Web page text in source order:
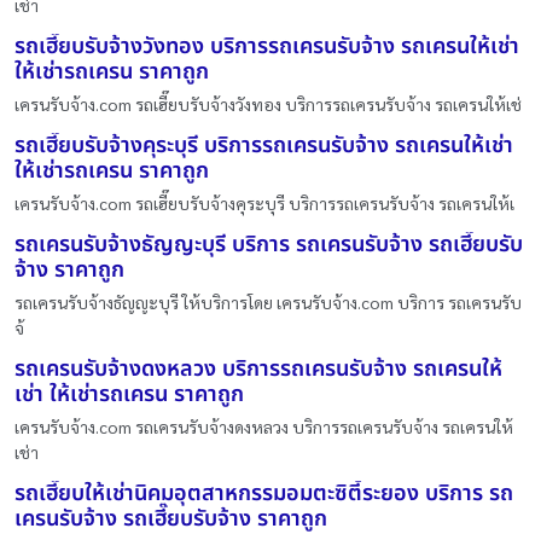
เช่า
รถเฮี๊ยบรับจ้างวังทอง บริการรถเครนรับจ้าง รถเครนให้เช่า
ให้เช่ารถเครน ราคาถูก
เครนรับจ้าง.com รถเฮี๊ยบรับจ้างวังทอง บริการรถเครนรับจ้าง รถเครนให้เช่
รถเฮี๊ยบรับจ้างคุระบุรี บริการรถเครนรับจ้าง รถเครนให้เช่า
ให้เช่ารถเครน ราคาถูก
เครนรับจ้าง.com รถเฮี๊ยบรับจ้างคุระบุรี บริการรถเครนรับจ้าง รถเครนให้เ
รถเครนรับจ้างธัญญะบุรี บริการ รถเครนรับจ้าง รถเฮี๊ยบรับ
จ้าง ราคาถูก
รถเครนรับจ้างธัญญะบุรี ให้บริการโดย เครนรับจ้าง.com บริการ รถเครนรับ
จ้
รถเครนรับจ้างดงหลวง บริการรถเครนรับจ้าง รถเครนให้
เช่า ให้เช่ารถเครน ราคาถูก
เครนรับจ้าง.com รถเครนรับจ้างดงหลวง บริการรถเครนรับจ้าง รถเครนให้
เช่า
รถเฮี๊ยบให้เช่านิคมอุตสาหกรรมอมตะซิตี้ระยอง บริการ รถ
เครนรับจ้าง รถเฮี๊ยบรับจ้าง ราคาถูก